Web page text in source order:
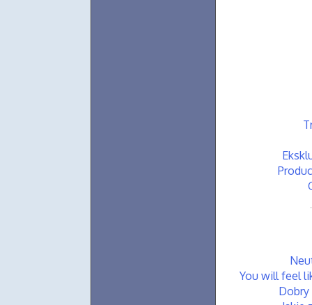
You will feel
Dobry